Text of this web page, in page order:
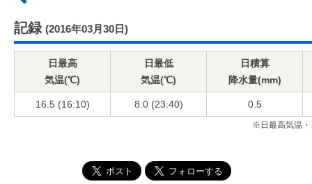
記録 (2016年03月30日)
日最高
気温(℃)
日最低
気温(℃)
日積算
降水量(mm)
16.5 (16:10) 8.0 (23:40) 0.5
※日最高気温・